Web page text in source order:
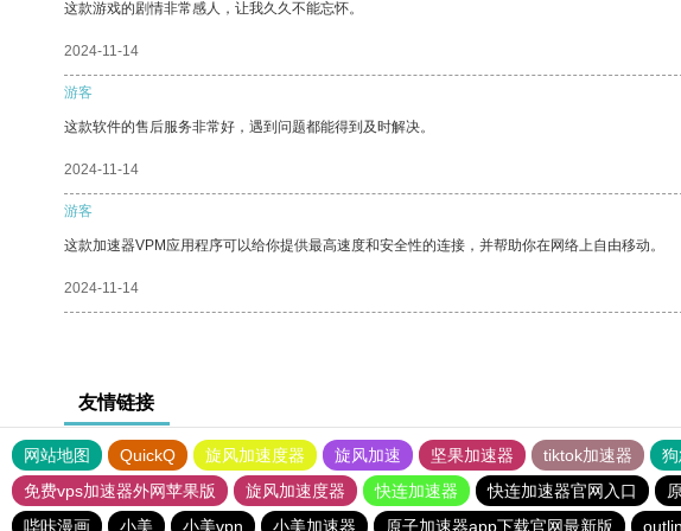
这款游戏的剧情非常感人，让我久久不能忘怀。
2024-11-14
游客
这款软件的售后服务非常好，遇到问题都能得到及时解决。
2024-11-14
游客
这款加速器VPM应用程序可以给你提供最高速度和安全性的连接，并帮助你在网络上自由移动。
2024-11-14
友情链接
网站地图 QuickQ 旋风加速度器 旋风加速 坚果加速器 tiktok加速器
免费vps加速器外网苹果版
旋风加速度器 快连加速器 快连加速器官网入口
哔咔漫画
小美 小美vpn 小美加速器 原子加速器app下载官网最新版